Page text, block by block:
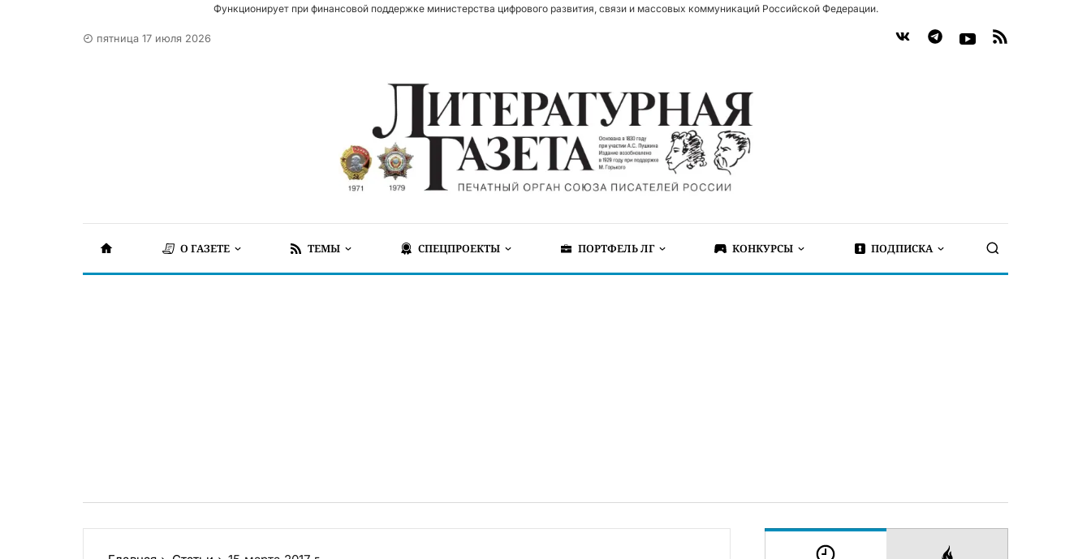
Функционирует при финансовой поддержке министерства цифрового развития, связи и массовых коммуникаций Российской Федерации.
пятница 17 июля 2026
О ГАЗЕТЕ ТЕМЫ СПЕЦПРОЕКТЫ ПОРТФЕЛЬ ЛГ КОНКУРСЫ ПОДПИСКА